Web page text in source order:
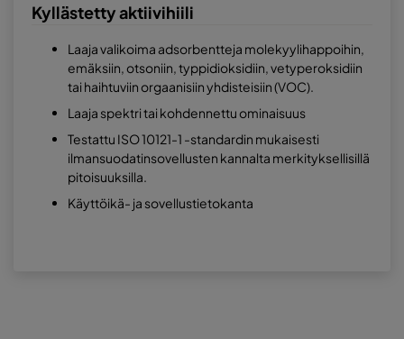
Kyllästetty aktiivihiili
Laaja valikoima adsorbentteja molekyylihappoihin,
emäksiin, otsoniin, typpidioksidiin, vetyperoksidiin
tai haihtuviin orgaanisiin yhdisteisiin (VOC).
Laaja spektri tai kohdennettu ominaisuus
Testattu ISO 10121-1 -standardin mukaisesti
ilmansuodatinsovellusten kannalta merkityksellisillä
pitoisuuksilla.
Käyttöikä- ja sovellustietokanta